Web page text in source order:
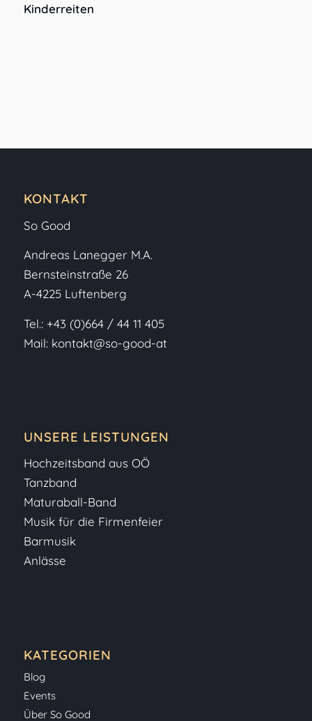
Kinderreiten
KONTAKT
So Good
Andreas Lanegger M.A.
Bernsteinstraße 26
A-4225 Luftenberg
Tel.: +43 (0)664 / 44 11 405
Mail: kontakt@so-good-at
UNSERE LEISTUNGEN
Hochzeitsband aus OÖ
Tanzband
Maturaball-Band
Musik für die Firmenfeier
Barmusik
Anlässe
KATEGORIEN
Blog
Events
Über So Good